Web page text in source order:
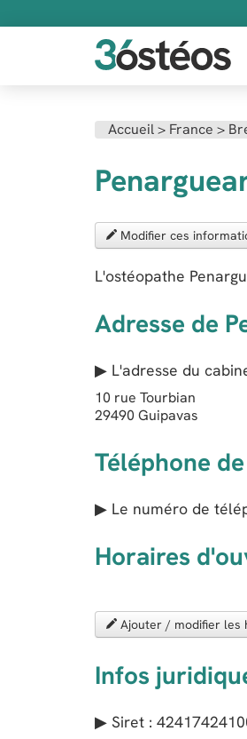
Accueil> France >
Modifier ces
L'ostéopathe
Adresse de
▶ L'adresse du
10 rue Tourbian
29490 Guipavas
Téléphone
▶ Le numéro de
Horaires
Ajouter / modifier les
Infos
▶ Siret :